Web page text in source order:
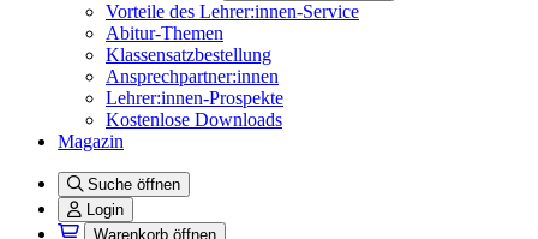
Vorteile des Lehrer:innen-Service
Abitur-Themen
Klassensatzbestellung
Ansprechpartner:innen
Lehrer:innen-Prospekte
Kostenlose Downloads
Magazin
Suche öffnen
Login
Warenkorb öffnen